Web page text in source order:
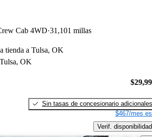
Cab 4WD 31,101 millas
tienda a Tulsa, OK
OK
Sin tasas de concesionario adicionales
$467/mes
Verif. disponibilidad